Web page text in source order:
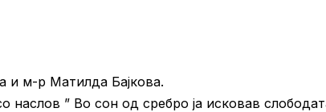
и м-р Матилда Бајкова.
наслов ” Во сон од сребро ја исковав